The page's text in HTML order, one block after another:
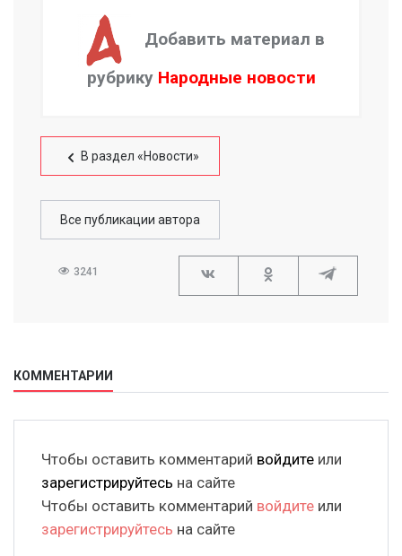
Добавить материал в
рубрику Народные новости
В раздел «Новости»
Все публикации автора
3241
КОММЕНТАРИИ
Чтобы оставить комментарий войдите или
зарегистрируйтесь на сайте
Чтобы оставить комментарий войдите или
зарегистрируйтесь на сайте